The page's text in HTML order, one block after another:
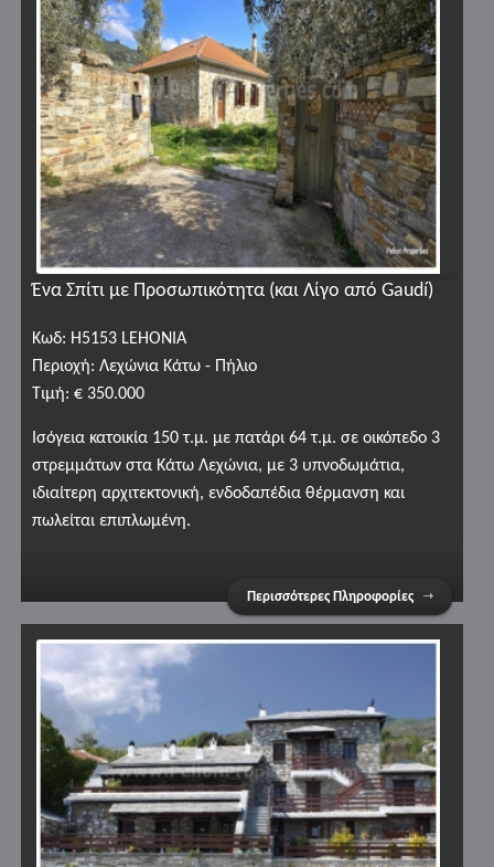
Ένα Σπίτι με Προσωπικότητα (και Λίγο από Gaudí)
Κωδ: H5153 LEHONIA
Περιοχή: Λεχώνια Kάτω - Πήλιο
Τιμή: € 350.000
Ισόγεια κατοικία 150 τ.μ. με πατάρι 64 τ.μ. σε οικόπεδο 3
στρεμμάτων στα Κάτω Λεχώνια, με 3 υπνοδωμάτια,
ιδιαίτερη αρχιτεκτονική, ενδοδαπέδια θέρμανση και
πωλείται επιπλωμένη.
Περισσότερες Πληροφορίες